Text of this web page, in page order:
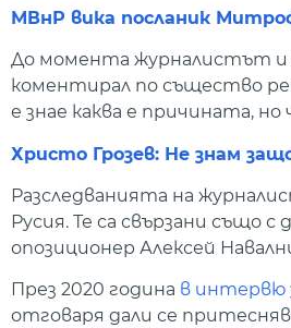
МВнР вика посланик
До момента журналистът и
коментирал по същество
е знае каква е причината,
Христо Грозев: Не знам
Разследванията на
Русия. Те са свързани също
опозиционер Алексей
През 2020 година в интервю
отговаря дали се